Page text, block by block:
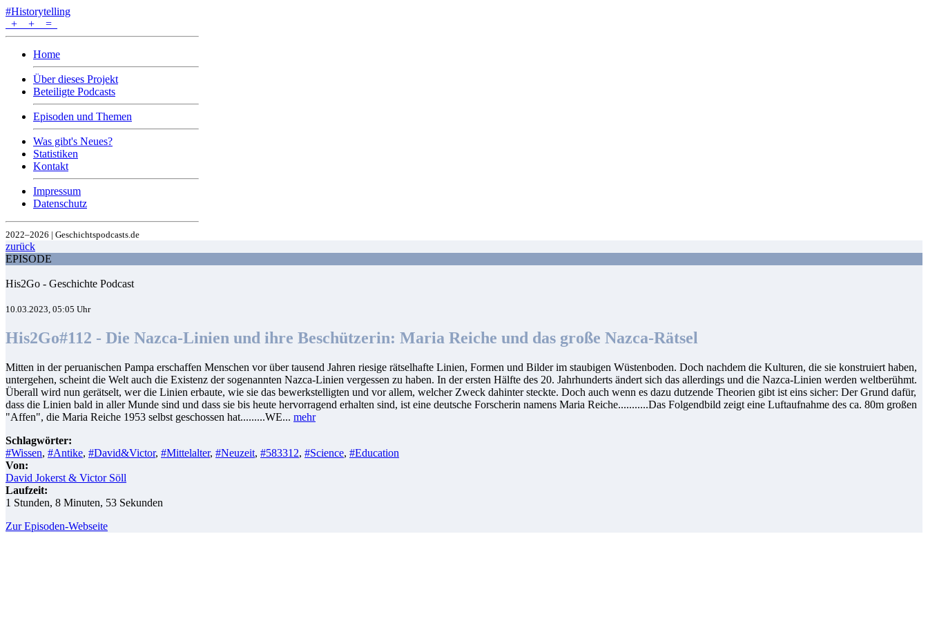
#Historytelling
+
+ =
Home
Über dieses Projekt
Beteiligte Podcasts
Episoden und Themen
Was gibt's Neues?
Statistiken
Kontakt
Impressum
Datenschutz
2022–2026 | Geschichtspodcasts.de
zurück
EPISODE
His2Go - Geschichte Podcast
10.03.2023, 05:05 Uhr
His2Go#112 - Die Nazca-Linien und ihre Beschützerin: Maria Reiche und das große Nazca-Rätsel
Mitten in der peruanischen Pampa erschaffen Menschen vor über tausend Jahren riesige rätselhafte Linien, Formen und Bilder im staubigen Wüstenboden. Doch nachdem die Kulturen, die sie konstruiert haben,
untergehen, scheint die Welt auch die Existenz der sogenannten Nazca-Linien vergessen zu haben. In der ersten Hälfte des 20. Jahrhunderts ändert sich das allerdings und die Nazca-Linien werden weltberühmt.
Überall wird nun gerätselt, wer die Linien erbaute, wie sie das bewerkstelligten und vor allem, welcher Zweck dahinter steckte. Doch auch wenn es dazu dutzende Theorien gibt ist eins sicher: Der Grund dafür,
dass die Linien bald in aller Munde sind und dass sie bis heute hervorragend erhalten sind, ist eine deutsche Forscherin namens Maria Reiche...........Das Folgendbild zeigt eine Luftaufnahme des ca. 80m großen
"Affen", die Maria Reiche 1953 selbst geschossen hat.........WE... mehr
Schlagwörter:
#Wissen, #Antike, #David&Victor, #Mittelalter, #Neuzeit, #583312, #Science, #Education
Von:
David Jokerst & Victor Söll
Laufzeit:
1 Stunden, 8 Minuten, 53 Sekunden
Zur Episoden-Webseite